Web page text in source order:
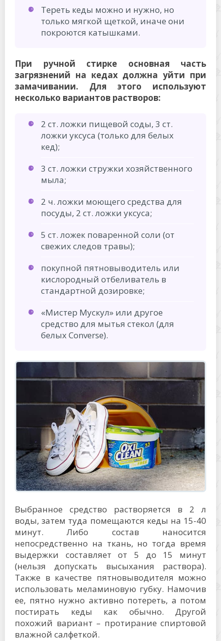
Тереть кеды можно и нужно, но
только мягкой щеткой, иначе они
покроются катышками.
При ручной стирке основная часть
загрязнений на кедах должна уйти при
замачивании. Для этого используют
несколько вариантов растворов:
2 ст. ложки пищевой соды, 3 ст.
ложки уксуса (только для белых
кед);
3 ст. ложки стружки хозяйственного
мыла;
2 ч. ложки моющего средства для
посуды, 2 ст. ложки уксуса;
5 ст. ложек поваренной соли (от
свежих следов травы);
покупной пятновыводитель или
кислородный отбеливатель в
стандартной дозировке;
«Мистер Мускул» или другое
средство для мытья стекол (для
белых Converse).
Выбранное средство растворяется в 2 л
воды, затем туда помещаются кеды на 15-40
минут. Либо состав наносится
непосредственно на ткань, но тогда время
выдержки составляет от 5 до 15 минут
(нельзя допускать высыхания раствора).
Также в качестве пятновыводителя можно
использовать меламиновую губку. Намочив
ее, пятно нужно активно потереть, а потом
постирать кеды как обычно. Другой
похожий вариант – протирание спиртовой
влажной салфеткой.